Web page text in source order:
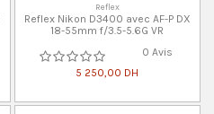
Reflex
Reflex Nikon D3400 avec AF-P DX
18-55mm f/3.5-5.6G VR
0 Avis
5 250,00 DH